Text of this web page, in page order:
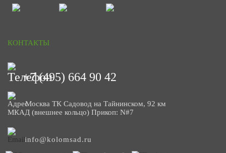
КОНТАКТЫ
+7 (495) 664 90 42
Москва ТК Садовод на Тайнинском, 92 км
МКАД (внешнее кольцо) Прикоп: N#7
info@kolomsad.ru